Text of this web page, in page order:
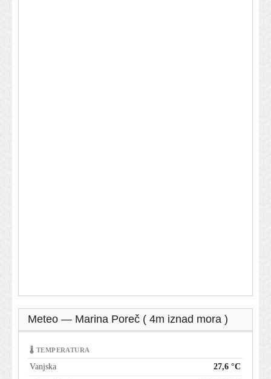
Meteo — Marina Poreč ( 4m iznad mora )
🌡 TEMPERATURA
Vanjska 27,6 °C